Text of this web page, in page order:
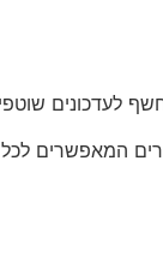
לעדכונים
המאפשרים